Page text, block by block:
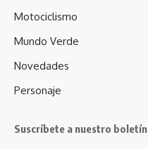
Motociclismo
Mundo Verde
Novedades
Personaje
Suscríbete a nuestro boletín